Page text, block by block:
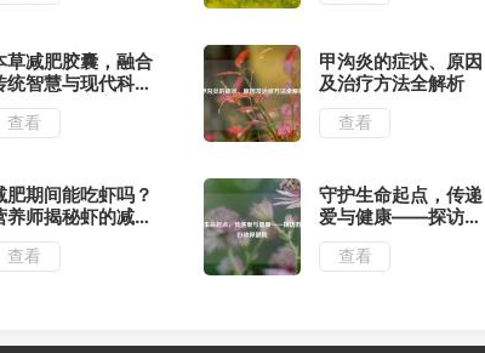
草减肥胶囊，融合
统智慧与现代科学
健康瘦身方案
查看
甲沟炎的症状、原因
及治疗方法全解析
查看
肥期间能吃虾吗？
养师揭秘虾的减肥
效与正确吃法
查看
守护生命起点，传递
爱与健康——探访苏
州市妇幼保健院
查看